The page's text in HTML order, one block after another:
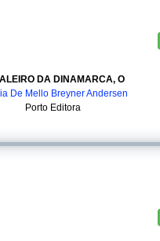
DA DINAMARCA, O
De Mello Breyner Andersen
Porto Editora